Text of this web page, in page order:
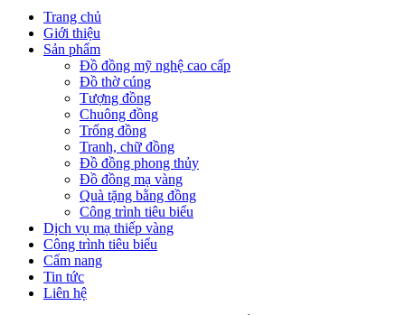
Trang chủ
Giới thiệu
Sản phẩm
Đồ đồng mỹ nghệ cao cấp
Đồ thờ cúng
Tượng đồng
Chuông đồng
Trống đồng
Tranh, chữ đồng
Đồ đồng phong thủy
Đồ đồng mạ vàng
Quà tặng bằng đồng
Công trình tiêu biểu
Dịch vụ mạ thiếp vàng
Công trình tiêu biểu
Cẩm nang
Tin tức
Liên hệ